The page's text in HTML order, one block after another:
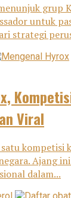
grup
untuk
strategi
Viral
kompetisi
Ajang
dalam...